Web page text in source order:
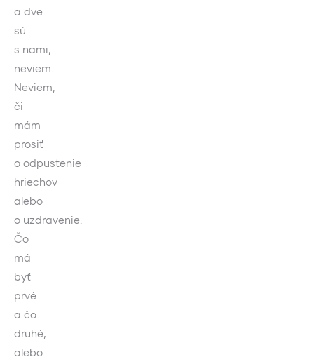
a dve
sú
s nami,
neviem.
Neviem,
či
mám
prosiť
o odpustenie
hriechov
alebo
o uzdravenie.
Čo
má
byť
prvé
a čo
druhé,
alebo